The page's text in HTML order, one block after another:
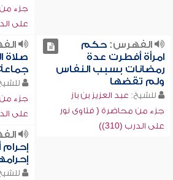
جزء من
على
الفهرس:حكم
امرأة أفطرت عدة
رمضانات بسبب النفاس
ولم تقضها
للشيخ: عبد العزيز بن باز
جزء من محاضرة ( فتاوى نور
على الدرب (310))
صلاة
جزء من
على